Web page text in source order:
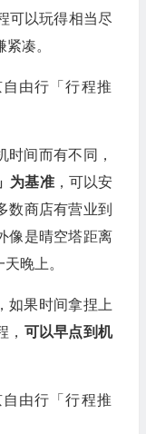
可以玩得相当尽
凑。
时间而有不同，
为基准，可以安
数商店有营业到
像是晴空塔距离
晚上。
如果时间拿捏上
， 可以早点到机